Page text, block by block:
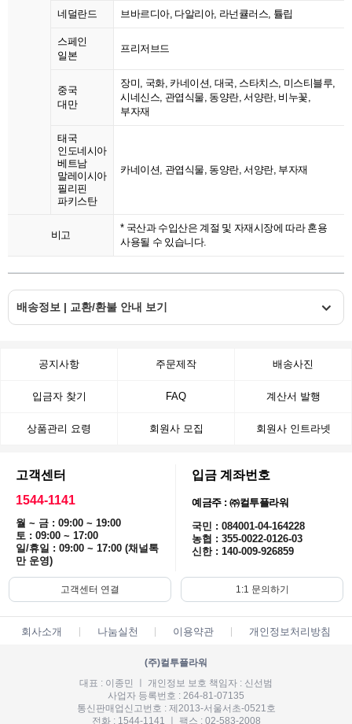
네덜란드 브바르디아, 다알리아, 라넌큘러스, 튤립
스페인
일본
프리저브드
중국
대만
장미, 국화, 카네이션, 대국, 스타치스, 미스티블루,
시네신스, 관엽식물, 동양란, 서양란, 비누꽃,
부자재
태국
인도네시아
베트남
말레이시아
필리핀
파키스탄
카네이션, 관엽식물, 동양란, 서양란, 부자재
비고
* 국산과 수입산은 계절 및 자재시장에 따라 혼용
사용될 수 있습니다.
배송정보 | 교환/환불 안내 보기
공지사항 주문제작 배송사진
입금자 찾기 FAQ 계산서 발행
상품관리 요령 회원사 모집 회원사 인트라넷
고객센터
1544-1141
월 ~ 금 : 09:00 ~ 19:00
토 : 09:00 ~ 17:00
일/휴일 : 09:00 ~ 17:00 (채널톡
만 운영)
입금 계좌번호
예금주 : ㈜컬투플라워
국민 : 084001-04-164228
농협 : 355-0022-0126-03
신한 : 140-009-926859
고객센터 연결 1:1 문의하기
회사소개 나눔실천 이용약관 개인정보처리방침
(주)컬투플라워
대표 : 이종민 ㅣ 개인정보 보호 책임자 : 신선범
사업자 등록번호 : 264-81-07135
통신판매업신고번호 : 제2013-서울서초-0521호
전화 : 1544-1141 ㅣ 팩스 : 02-583-2008